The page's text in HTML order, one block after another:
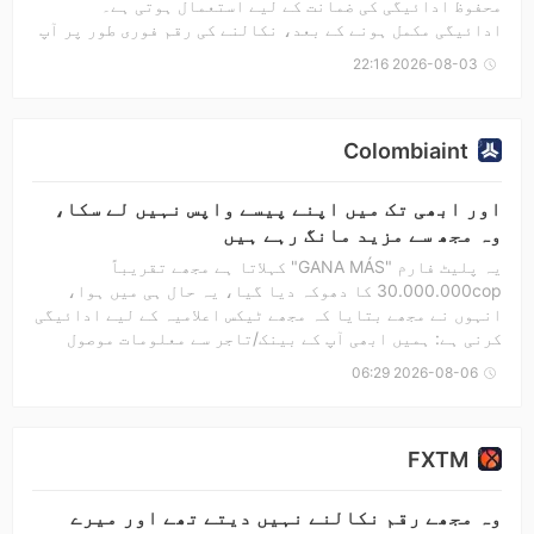
محفوظ ادائیگی کی ضمانت کے لیے استعمال ہوتی ہے۔
ادائیگی مکمل ہونے کے بعد، نکالنے کی رقم فوری طور پر آپ
کی کل رقم کے ساتھ واپس کر دی جائے گی۔ پیسے نکالنے کے
2026-08-03 22:16
Colombiaint
اور ابھی تک میں اپنے پیسے واپس نہیں لے سکا،
وہ مجھ سے مزید مانگ رہے ہیں
یہ پلیٹ فارم "GANA MÁS" کہلاتا ہے مجھے تقریباً
30.000.000cop کا دھوکہ دیا گیا، یہ حال ہی میں ہوا،
انہوں نے مجھے بتایا کہ مجھے ٹیکس اعلامیہ کے لیے ادائیگی
کرنی ہے: ہمیں ابھی آپ کے بینک/تاجر سے معلومات موصول
کی بڑی تعداد کی وجہ سے، نکالے گئے فنڈز کو کولمبیا کے
مجھ سے مزید مانگ رہے ہیں
2026-08-06 06:29
FXTM
وہ مجھے رقم نکالنے نہیں دیتے تھے اور میرے